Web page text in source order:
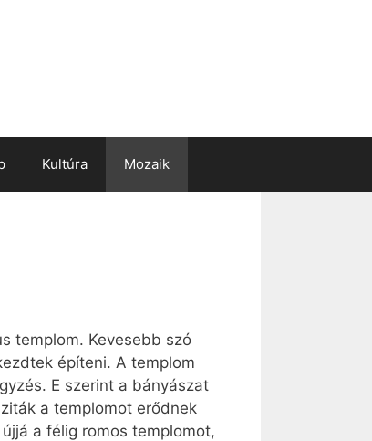
Kultúra Mozaik
templom. Kevesebb szó
építeni. A templom
E szerint a bányászat
a templomot erődnek
a félig romos templomot,